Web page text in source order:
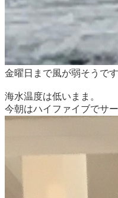
金曜日まで風が弱そうです
海水温度は低いまま。
今朝はハイファイブでサー